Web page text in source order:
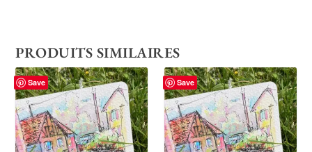
PRODUITS SIMILAIRES
Save Save